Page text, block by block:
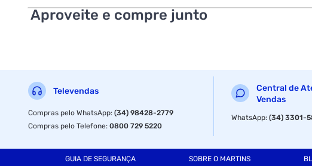
Aproveite e compre junto
Televendas
Compras pelo WhatsApp:(34) 98428-2779
Compras pelo Telefone:0800 729 5220
Central de
Vendas
WhatsApp:(34) 3301-
GUIA DE SEGURANÇA SOBRE O MARTINS